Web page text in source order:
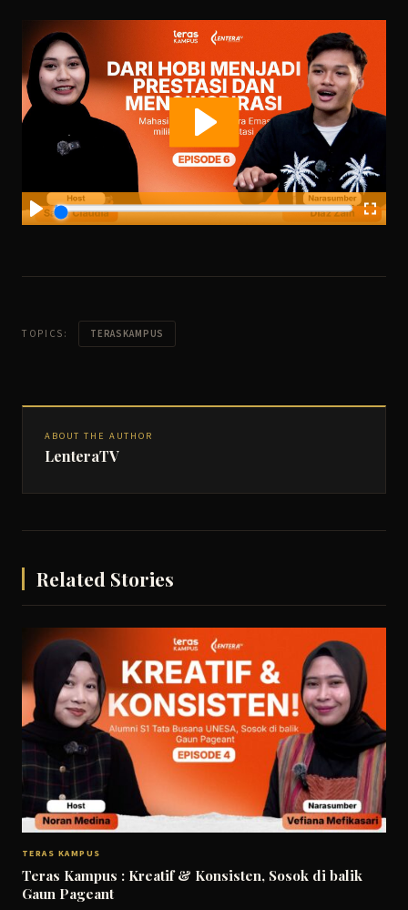
TOPICS: TERASKAMPUS
ABOUT THE AUTHOR
LenteraTV
Related Stories
TERAS KAMPUS
Teras Kampus : Kreatif & Konsisten, Sosok di balik
Gaun Pageant